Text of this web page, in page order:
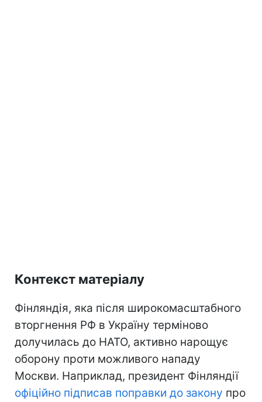
Контекст матеріалу
Фінляндія, яка після широкомасштабного
вторгнення РФ в Україну терміново
долучилась до НАТО, активно нарощує
оборону проти можливого нападу
Москви. Наприклад, президент Фінляндії
офіційно підписав поправки до закону про